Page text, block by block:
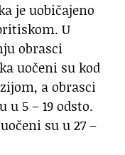
je uobičajeno
U
obrasci
uočeni su kod
a obrasci
5 – 19 odsto.
su u 27 –